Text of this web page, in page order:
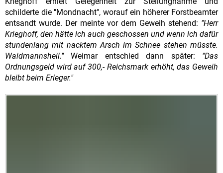
schilderte die "Mondnacht", worauf ein höherer Forstbeamter
entsandt wurde. Der meinte vor dem Geweih stehend: "Herr
Krieghoff, den hätte ich auch geschossen und wenn ich dafür
stundenlang mit nacktem Arsch im Schnee stehen müsste.
Waidmannsheil."Weimar entschied dann später: "Das
Ordnungsgeld wird auf 300,- Reichsmark erhöht, das Geweih
bleibt beim Erleger."